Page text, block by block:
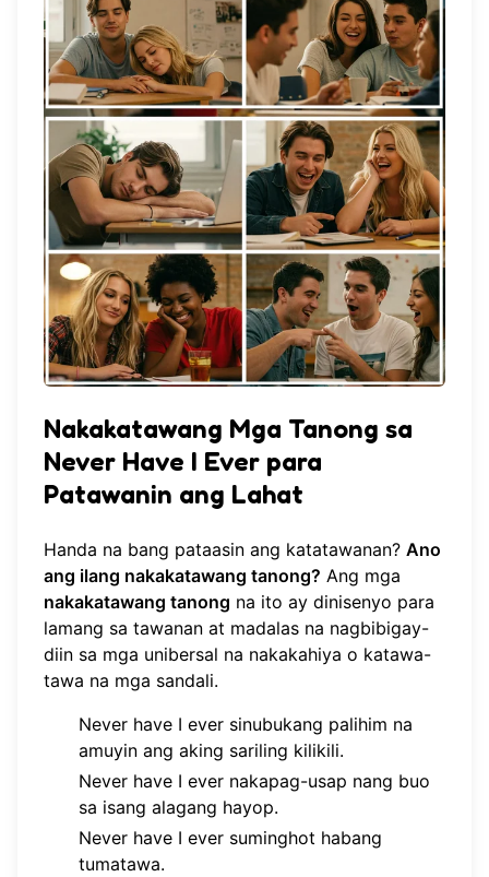
Nakakatawang Mga Tanong sa
Never Have I Ever para
Patawanin ang Lahat
Handa na bang pataasin ang katatawanan? Ano
ang ilang nakakatawang tanong? Ang mga
nakakatawang tanong na ito ay dinisenyo para
lamang sa tawanan at madalas na nagbibigay-
diin sa mga unibersal na nakakahiya o katawa-
tawa na mga sandali.
Never have I ever sinubukang palihim na
amuyin ang aking sariling kilikili.
Never have I ever nakapag-usap nang buo
sa isang alagang hayop.
Never have I ever suminghot habang
tumatawa.